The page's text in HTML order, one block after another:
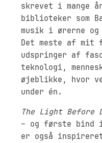
skrevet i mange
biblioteker som
musik i ørerne og
Det meste af mit
udspringer af
teknologi,
øjeblikke, hvor
under én.
The Light Before
– og første bind i
er også